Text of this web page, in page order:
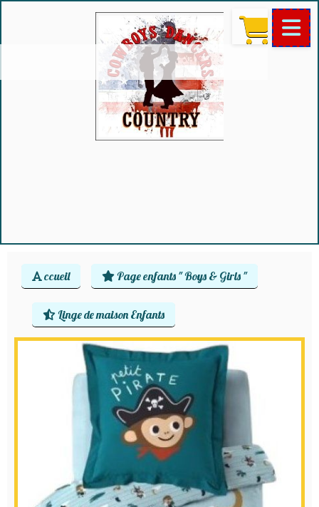
ccueil Page enfants " Boys & Girls "
Linge de maison Enfants